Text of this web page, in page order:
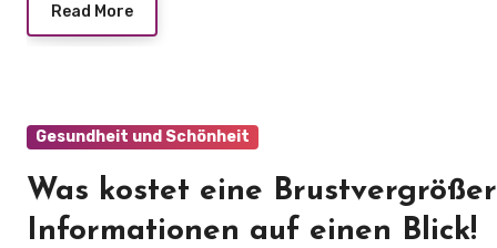
Read More
Gesundheit und Schönheit
Was kostet eine
Informationen auf einen Blick!